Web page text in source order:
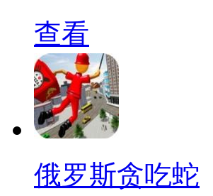
查看
俄罗斯贪吃蛇